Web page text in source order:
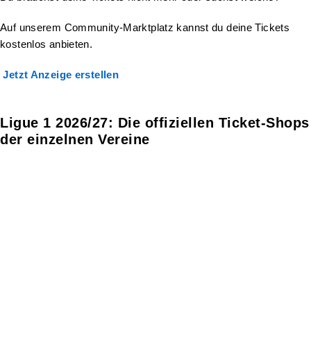
Auf unserem Community-Marktplatz kannst du deine Tickets
kostenlos anbieten.
Jetzt Anzeige erstellen
Ligue 1 2026/27: Die offiziellen Ticket-Shops
der einzelnen Vereine